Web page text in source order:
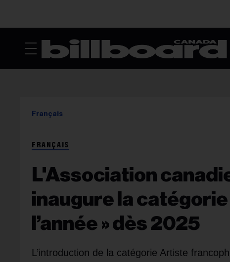
Français
FRANÇAIS
L'Association
inaugure la
l’année » dès 2025
L’introduction de la catégorie Artiste